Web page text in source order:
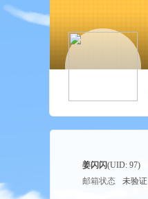
姜闪闪(UID: 97)
邮箱状态
未验证